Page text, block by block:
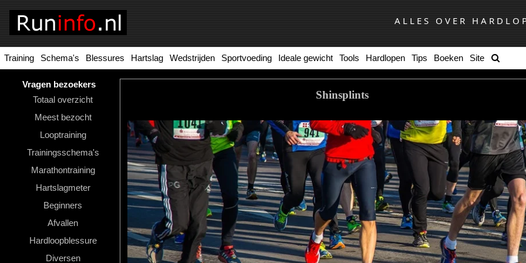
ALLES OVER
Training Schema's Blessures Hartslag Wedstrijden Sportvoeding Ideale gewicht Tools Hardlopen Tips Boeken Site
Vragen bezoekers
Totaal overzicht
Meest bezocht
Looptraining
Trainingsschema's
Marathontraining
Hartslagmeter
Beginners
Afvallen
Hardloopblessure
Diversen
Homepage
Tools
Hardloopschema's
Hardloopblessures
Wedstrijden
Sportvoeding
Shinsplints